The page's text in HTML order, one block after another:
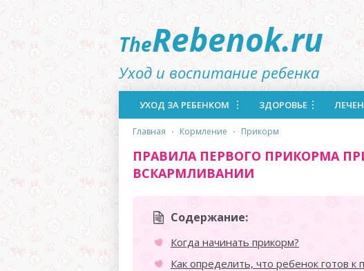
TheRebenok.ru
Уход и воспитание ребенка
УХОД ЗА РЕБЕНКОМ ЗДОРОВЬЕ
главная · кормление · прикорм
ПРАВИЛА ПЕРВОГО ПРИКОРМА
ВСКАРМЛИВАНИИ
Содержание:
Когда начинать прикорм?
Как определить, что ребенок готов к